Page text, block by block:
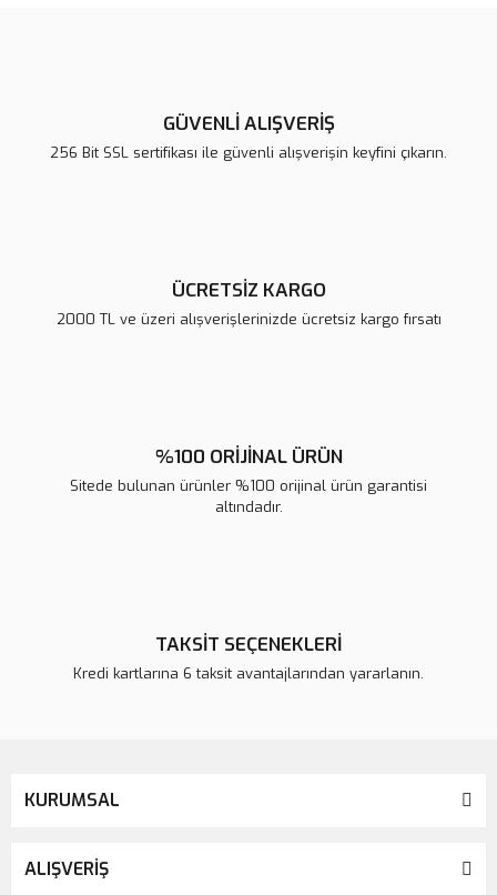
Ürün açıklamasında eksik bilgiler bulunuyor.
GÜVENLİ ALIŞVERİŞ
256 Bit SSL sertifikası ile güvenli alışverişin keyfini çıkarın.
ÜCRETSİZ KARGO
2000 TL ve üzeri alışverişlerinizde ücretsiz kargo fırsatı
%100 ORİJİNAL ÜRÜN
Sitede bulunan ürünler %100 orijinal ürün garantisi
altındadır.
TAKSİT SEÇENEKLERİ
Kredi kartlarına 6 taksit avantajlarından yararlanın.
KURUMSAL
ALIŞVERİŞ